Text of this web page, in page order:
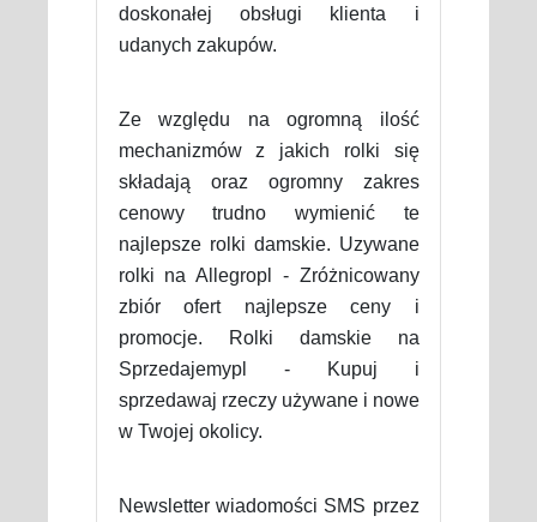
doskonałej obsługi klienta i
udanych zakupów.
Ze względu na ogromną ilość
mechanizmów z jakich rolki się
składają oraz ogromny zakres
cenowy trudno wymienić te
najlepsze rolki damskie. Uzywane
rolki na Allegropl - Zróżnicowany
zbiór ofert najlepsze ceny i
promocje. Rolki damskie na
Sprzedajemypl - Kupuj i
sprzedawaj rzeczy używane i nowe
w Twojej okolicy.
Newsletter wiadomości SMS przez